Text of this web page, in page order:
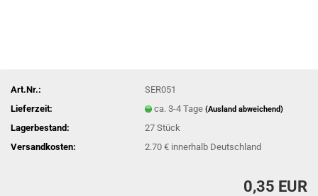
Art.Nr.:
SER051
Lieferzeit:
ca. 3-4 Tage(Ausland abweichend)
Lagerbestand: 27Stück
Versandkosten:
2.70 € innerhalb Deutschland
0,35 EUR